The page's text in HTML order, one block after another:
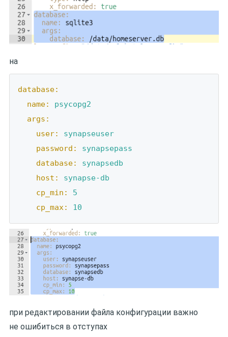
на
database:
name:
psycopg2
args:
user:
synapseuser
password:
synapsepass
database:
synapsedb
host:
synapse-db
cp_min:
5
cp_max:
10
при редактировании файла конфигурации важно
не ошибиться в отступах